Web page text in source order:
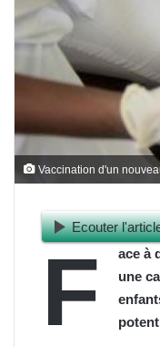
Vaccination d'un
Ecouter
F
ace à
une